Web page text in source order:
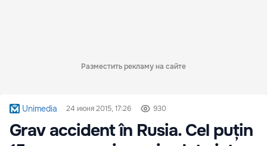
Разместить рекламу на сайте
Unimedia 24 июня 2015, 17:26 930
Grav accident în Rusia. Cel puțin